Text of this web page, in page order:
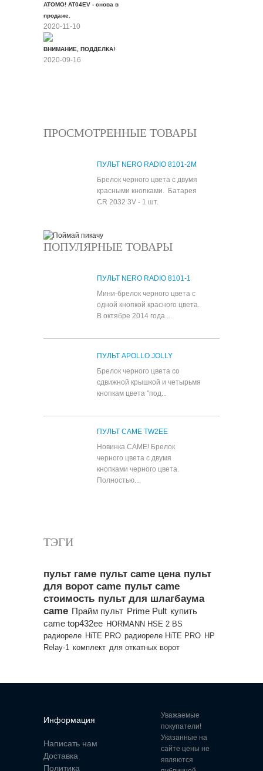
ATOMO! AT04EV - снова в
продаже.
2020-11-10
ВНИМАНИЕ, ПОДДЕЛКА!
2020-09-16
ПРОСМОТРЕННЫЕ ТОВАРЫ
ПУЛЬТ NERO RADIO 8101-2M
Брелок черного цвета с двумя
красными кнопками. Батарея
CR 2032 3V - 1 шт.
ПОПУЛЯРНЫЕ ТОВАРЫ
ПУЛЬТ NERO RADIO 8101-1
Мини-брелок черного цвета с
одной кнопкой красного цвета.
В октябре 2014 года...
ПУЛЬТ APOLLO JOLLY
Брелок черного цвета со
сдвижной крышкой и четырьмя
кнопкам цвета "под...
ПУЛЬТ CAME TW2EE
Новинка CAME! Брелок
черного цвета с двумя
кнопками черного цвета.
Полностью...
ТЭГИ
пульт гаме пульт came цена пульт
для ворот came пульт came
стоимость пульт для шлагбаума
came Прайм пульт Prime Pult купить
came top432ee HORMANN HSE 2 BS
радиореле HiTE PRO радиореле HiTE PRO HP
Relay-1 комплект для откатных ворот
Информация
Написать нам
Доставка
Политика
Уважаемые
покупатели!
Указанные на
сайте цены не
являются